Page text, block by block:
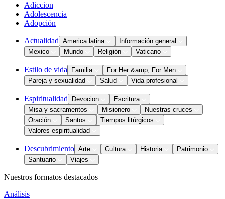
Adiccion
Adolescencia
Adopción
Actualidad America latina
Información general
Mexico
Mundo Religión Vaticano
Estilo de vida Familia
For Her &amp; For Men
Pareja y sexualidad
Salud Vida profesional
Espiritualidad Devocion
Escritura
Misa y sacramentos
Misionero
Nuestras cruces
Oración
Santos
Tiempos litúrgicos
Valores espiritualidad
Descubrimiento Arte Cultura Historia
Patrimonio
Santuario
Viajes
Nuestros formatos destacados
Análisis